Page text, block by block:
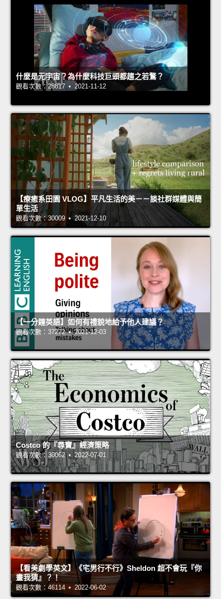
什麼是元宇宙？為什麼科技巨頭都趨之若鶩？
觀看次數：28817 • 2021-11-12
【療癒系田園 VLOG】平凡生活的美－－談社群媒體與簡
單生活
觀看次數：30009 • 2021-12-10
【一分鐘英語】如何有禮貌地給予他人建議？
觀看次數：37272 • 2021-12-03
Costco 的『尋寶』經濟策略
觀看次數：30062 • 2022-07-01
【看美劇學英文】《宅男行不行》Sheldon 超不會玩『你
畫我猜』？！
觀看次數：46114 • 2022-06-02